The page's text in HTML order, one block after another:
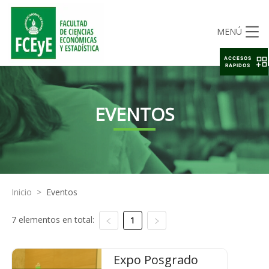
MENÚ
EVENTOS
Inicio > Eventos
7 elementos en total: 1
Expo Posgrado
ACCESOS
RAPIDOS